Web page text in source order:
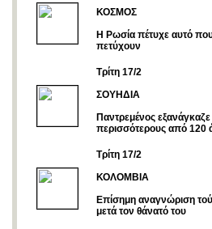
ΚΟΣΜΟΣ
Η Ρωσία πέτυχε αυτό
πετύχουν
Τρίτη 17/2
ΣΟΥΗΔΙΑ
Παντρεμένος
περισσότερους από 120
Τρίτη 17/2
ΚΟΛΟΜΒΙΑ
Επίσημη αναγνώριση
μετά τον θάνατό του